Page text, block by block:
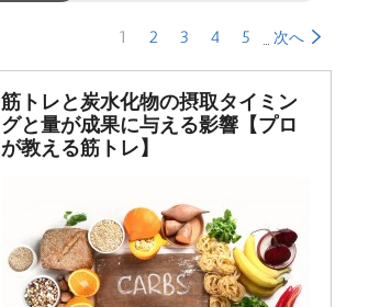
1 2 3 4 5 次へ
筋トレと炭水化物の摂取タイミン
グと量が成果に与える影響【プロ
が教える筋トレ】